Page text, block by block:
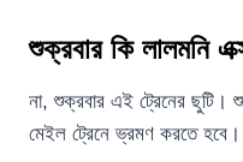
শুক্রবার কি লালমনি
না, শুক্রবার এই ট্রেনের ছুটি।
মেইল ট্রেনে ভ্রমণ করতে হবে।